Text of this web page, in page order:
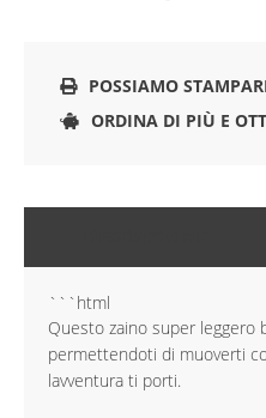
POSSIAMO
ORDINA DI PIÙ E
```html
Questo zaino super leggero
permettendoti di muoverti
lavventura ti porti.